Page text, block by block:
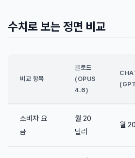
수치로 보는 정면 비교
비교 항목
클로드
(OPUS
4.6)
소비자 요
금
월 20
달러
월